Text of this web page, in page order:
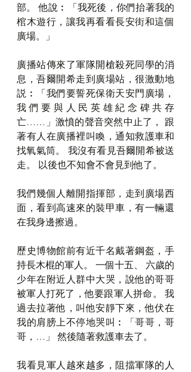
部。 他說︰「我死後，你們抬著我的
棺木遊行，讓我再看看長安街和這個
廣場。」
廣播站傳來了軍隊開槍殺死同學的消
息，吾爾開希走到廣場站，很激動地
説︰「我們要誓死保衛天安門廣場，
我們要與人民英雄紀念碑共存
亡……」激憤的聲音突然中止了， 跟
著有人在廣播裡叫喚，通知救護車和
找氧氣筒。 我沒有看見吾爾開希被送
走。 以後也不知會不會見到他了。
我們幾個人離開指揮部，走到廣場西
面，看到高速來的裝甲車，有一輛還
在我身邊擦過。
歷史博物館前有近千名戴著鋼盔，手
持長木棍的軍人。 一個十五、 六歲的
少年在附近人群中大哭，說他的哥哥
被軍人打死了，他要跟軍人拼命。 我
過去拉著他，叫他安靜下來，他伏在
我的肩膀上不停地哭叫︰「哥哥，哥
哥，…」 然後隨著救護車去了。
我看見軍人越來越多，阻擋軍隊的人